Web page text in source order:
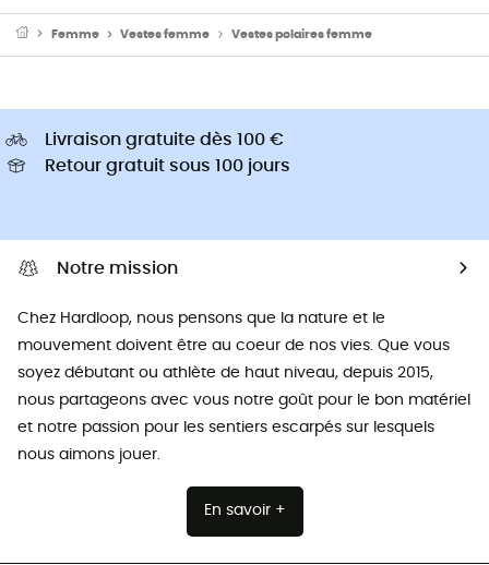
Femme Vestes femme Vestes polaires femme
Livraison gratuite dès 100 €
Retour gratuit sous 100 jours
Notre mission
Chez Hardloop, nous pensons que la nature et le
mouvement doivent être au coeur de nos vies. Que vous
soyez débutant ou athlète de haut niveau, depuis 2015,
nous partageons avec vous notre goût pour le bon matériel
et notre passion pour les sentiers escarpés sur lesquels
nous aimons jouer.
En savoir +